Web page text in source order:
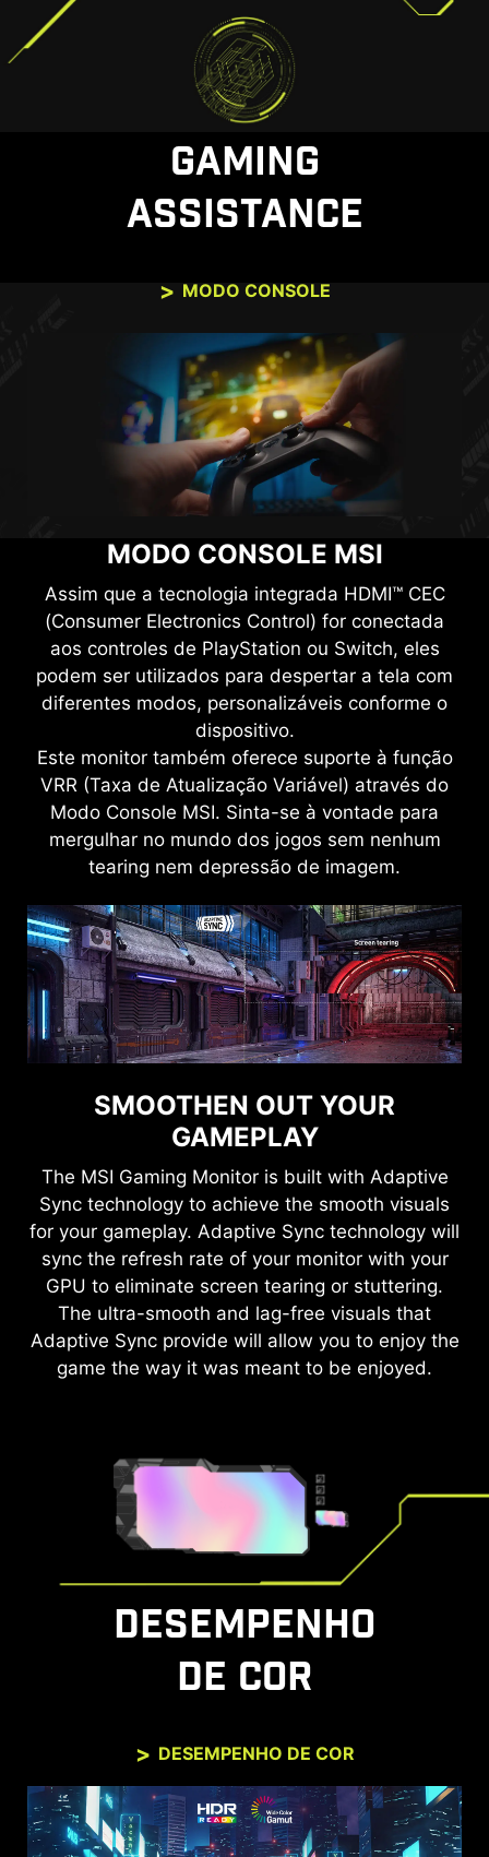
GAMING
ASSISTANCE
MODO CONSOLE
MODO CONSOLE MSI
Assim que a tecnologia integrada HDMI™ CEC
(Consumer Electronics Control) for conectada
aos controles de PlayStation ou Switch, eles
podem ser utilizados para despertar a tela com
diferentes modos, personalizáveis conforme o
dispositivo.
Este monitor também oferece suporte à função
VRR (Taxa de Atualização Variável) através do
Modo Console MSI. Sinta-se à vontade para
mergulhar no mundo dos jogos sem nenhum
tearing nem depressão de imagem.
SMOOTHEN OUT YOUR
GAMEPLAY
The MSI Gaming Monitor is built with Adaptive
Sync technology to achieve the smooth visuals
for your gameplay. Adaptive Sync technology will
sync the refresh rate of your monitor with your
GPU to eliminate screen tearing or stuttering.
The ultra-smooth and lag-free visuals that
Adaptive Sync provide will allow you to enjoy the
game the way it was meant to be enjoyed.
DESEMPENHO
DE COR
DESEMPENHO DE COR